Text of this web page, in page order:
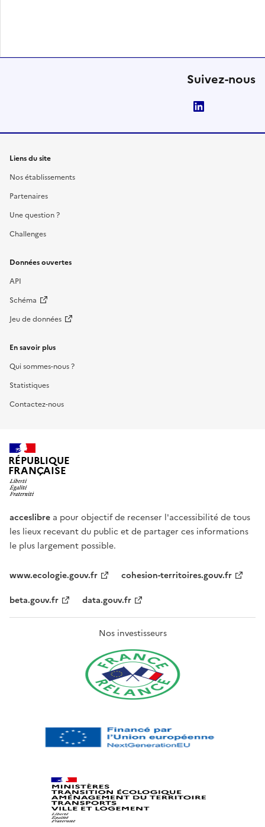
Suivez-nous
Liens du site
Nos établissements
Partenaires
Une question ?
Challenges
Données ouvertes
API
Schéma
Jeu de données
En savoir plus
Qui sommes-nous ?
Statistiques
Contactez-nous
RÉPUBLIQUE
FRANÇAISE
acceslibre a pour objectif de recenser l'accessibilité de tous
les lieux recevant du public et de partager ces informations
le plus largement possible.
www.ecologie.gouv.fr
cohesion-territoires.gouv.fr
beta.gouv.fr
data.gouv.fr
Nos investisseurs